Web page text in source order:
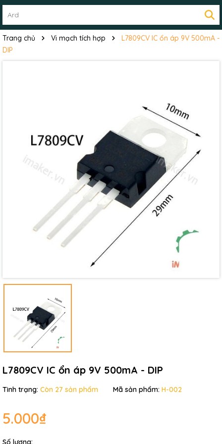
Trang chủ Vi mạch tích hợp
L7809CV IC ổn áp 9V 500mA -
DIP
L7809CV IC ổn áp 9V 500mA - DIP
Tình trạng: Còn 27 sản phẩm Mã sản phẩm: H-002
5.000₫
Số lượng:
Mã giảm giá: